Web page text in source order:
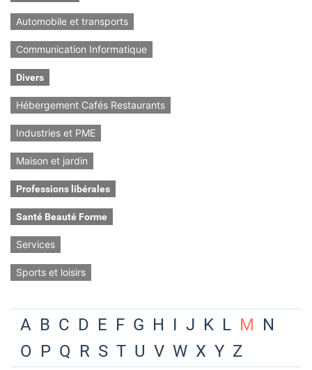
Automobile et transports
Communication Informatique
Divers
Hébergement Cafés Restaurants
Industries et PME
Maison et jardin
Professions libérales
Santé Beauté Forme
Services
Sports et loisirs
A B C D E F G H I J K L M N
O P Q R S T U V W X Y Z